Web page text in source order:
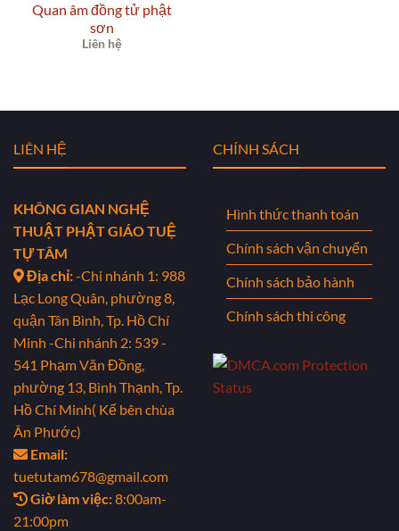
Quan âm đồng tử phật
sơn
Liên hệ
LIÊN HỆ
KHÔNG GIAN NGHỆ
THUẬT PHẬT GIÁO TUỆ
TỰ TÂM
Địa chỉ:-Chi nhánh 1: 988
Lạc Long Quân, phường 8,
quận Tân Bình, Tp. Hồ Chí
Minh -Chi nhánh 2: 539 -
541 Phạm Văn Đồng,
phường 13, Bình Thạnh, Tp.
Hồ Chí Minh( Kế bên chùa
Ân Phước)
Email:
tuetutam678@gmail.com
Giờ làm việc:8:00am-
21:00pm
CHÍNH SÁCH
Hình thức thanh toán
Chính sách vận chuyển
Chính sách bảo hành
Chính sách thi công